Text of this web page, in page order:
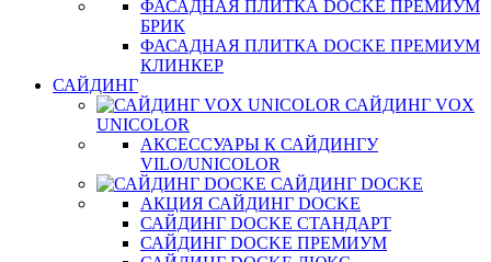
ФАСАДНАЯ ПЛИТКА DOCKE ПРЕМИУМ
БРИК
ФАСАДНАЯ ПЛИТКА DOCKE ПРЕМИУМ
КЛИНКЕР
САЙДИНГ
САЙДИНГ VOX
UNICOLOR
АКСЕССУАРЫ К САЙДИНГУ
VILO/UNICOLOR
САЙДИНГ DOCKE
АКЦИЯ САЙДИНГ DOCKE
САЙДИНГ DOCKE СТАНДАРТ
САЙДИНГ DOCKE ПРЕМИУМ